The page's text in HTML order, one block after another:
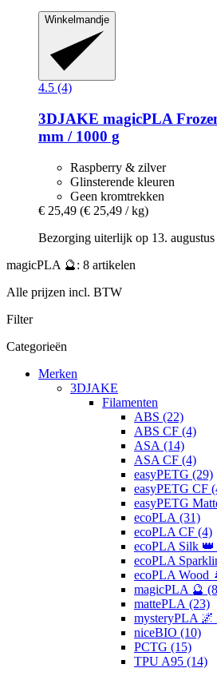
Winkelmandje
4.5 (4)
3DJAKE magicPLA
mm / 1000 g
Raspberry & zilver
Glinsterende kleuren
Geen kromtrekken
€ 25,49 (€ 25,49 / kg)
Bezorging uiterlijk op 13. augustus
magicPLA 🔮: 8 artikelen
Alle prijzen incl. BTW
Filter
Categorieën
Merken
3DJAKE
Filamenten
ABS (22)
ABS CF (4)
ASA (14)
ASA CF (4)
easyPETG (29)
easyPETG CF
easyPETG
ecoPLA (31)
ecoPLA CF (4)
ecoPLA Silk 👑
ecoPLA
ecoPLA Wood
magicPLA 🔮
mattePLA (23)
mysteryPLA 🌌
niceBIO (10)
PCTG (15)
TPU A95 (14)